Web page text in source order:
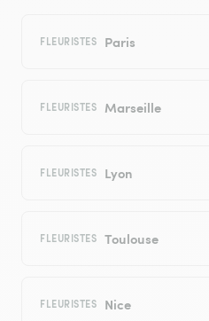
FLEURISTES Paris
FLEURISTES Marseille
FLEURISTES Lyon
FLEURISTES Toulouse
FLEURISTES Nice